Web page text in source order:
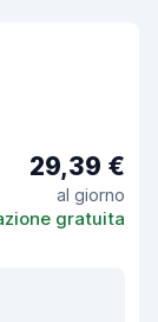
29,39 €
al giorno
gratuita